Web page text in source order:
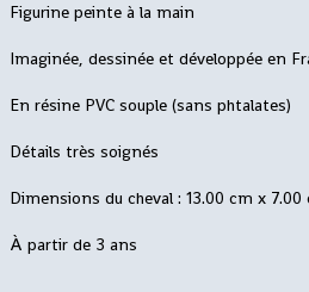
Figurine peinte à la main
Imaginée, dessinée et développée en
En résine PVC souple (sans phtalates)
Détails très soignés
Dimensions du cheval : 13.00 cm x 7.00
À partir de 3 ans